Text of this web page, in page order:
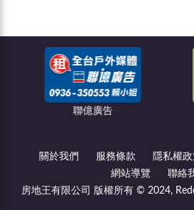
聯億廣告
關於我們 服務條款 隱私權政
網站導覽
聯絡
房地王有限公司 版權所有 © 2024,